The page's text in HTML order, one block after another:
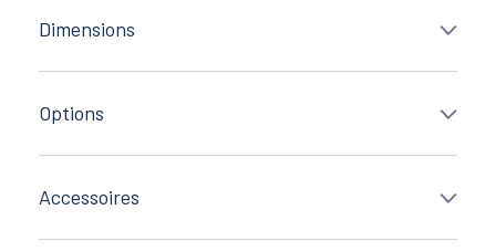
Dimensions
Options
Accessoires